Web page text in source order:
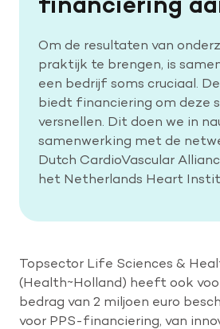
Om de resultaten van
praktijk te brengen, is
een bedrijf soms cruciaal.
biedt financiering om deze
versnellen. Dit doen we in
samenwerking met de
Dutch CardioVascular
het Netherlands Heart
Topsector Life Sciences &
(Health~Holland) heeft ook
bedrag van 2 miljoen euro
voor PPS-financiering, van